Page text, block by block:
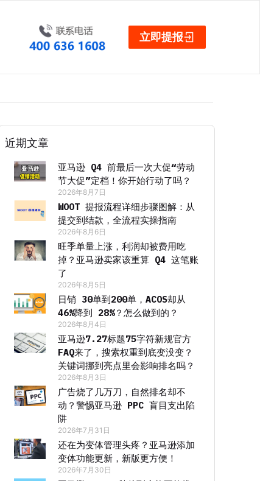
立即提报
近期文章
亚马逊 Q4 前最后一次大促“劳动
节大促”定档！你开始行动了吗？
2026年8月7日
WOOT 提报流程详细步骤图解：从
提交到结款，全流程实操指南
2026年8月6日
旺季单量上涨，利润却被费用吃
掉？亚马逊卖家该重算 Q4 这笔账
了
2026年8月5日
日销 30单到200单，ACOS却从
46%降到 28%？怎么做到的？
2026年8月4日
亚马逊7.27标题75字符新规官方
FAQ来了，搜索权重到底变没变？
关键词挪到亮点里会影响排名吗？
2026年8月3日
广告烧了几万刀，自然排名却不
动？警惕亚马逊 PPC 盲目支出陷
阱
2026年7月31日
还在为变体管理头疼？亚马逊添加
变体功能更新，新版更方便！
2026年7月30日